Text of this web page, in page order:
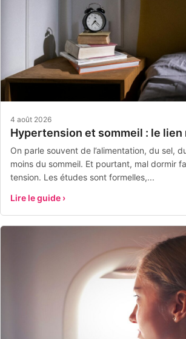
4 août 2026
Hypertension et sommeil : le lien
On parle souvent de l’alimentation, du sel,
moins du sommeil. Et pourtant, mal dormir
tension. Les études sont formelles,...
Lire le guide ›